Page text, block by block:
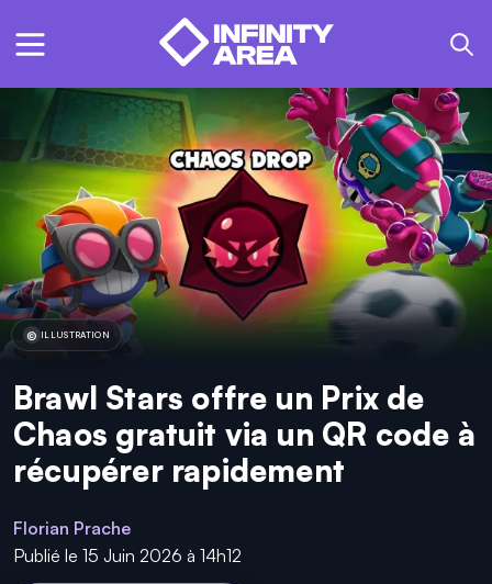
ILLUSTRATION
Brawl Stars offre un Prix de
Chaos gratuit via un QR code à
récupérer rapidement
Florian Prache
Publié le 15 Juin 2026 à 14h12